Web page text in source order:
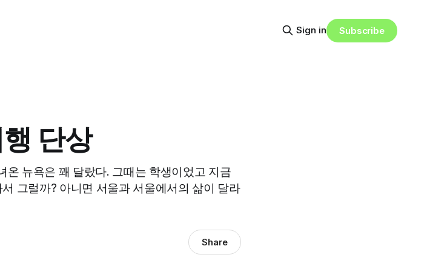
Sign in Subscribe
단상
뉴욕은 꽤 달랐다. 그때는 학생이었고 지금
그럴까? 아니면 서울과 서울에서의 삶이 달라
Share